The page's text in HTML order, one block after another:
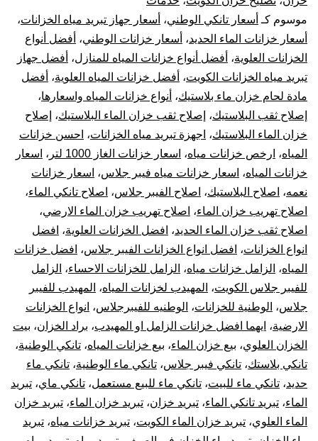
موسوم كـ أسعار تانكي الوطني، أسعار جهاز تبريد مياه الخزانات،
أسعار خزانات الماء الحديد، أسعار خزانات الوطني، أفضل أنواع
الخزانات العلوية، أفضل أنواع خزانات المياه للمنازل، أفضل جهاز
تبريد مياه الخزانات الكويت، أفضل خزانات المياه العلوية، أفضل
مادة لحام خزان ماء بلاستيك، أنواع خزانات المياه واسعارها،
إصلاح ثقب البلاستيك، إصلاح ثقب خزان الماء البلاستيك، إصلاح
خزان الماء البلاستيك، اجهزة تبريد مياه الخزانات، احسن خزانات
المياه، ارخص خزانات مياه، اسعار خزانات الغاز 1000 لتر ، اسعار
خزانات المياه، اسعار خزانات مياه فيبر جلاس، اسعار خزانات
نعمه، اصلاح البلاستيك، اصلاح الفيبر جلاس، اصلاح تانكي الماء،
اصلاح تهريب خزان الماء، اصلاح تهريب خزان الماء الارضي،
اصلاح ثقب خزان الماء الحديد، افضل الخزانات العلوية، افضل
انواع الخزانات، افضل انواع الخزانات الفيبر جلاس، افضل خزانات
المياه، الزامل خزانات مياه، الزامل للخزانات الاحساء، الزامل
للفيبر جلاس الكويت، المهيدب لخزانات المياه، المهيدب للفيبر
جلاس، الوطنية للخزانات، الوطنيه للفيبرجلاس، انواع الخزانات
الارضية، ايهما افضل خزانات الزامل او المهيدب، براد الخزان، بيت
الخزان العلوي، بيع خزان الماء، بيع خزانات المياه، تانكي الوطنية،
تانكي بلاستك، تانكي فيبر جلاس، تانكي ماء الوطنية، تانكي ماء
حديد، تانكي ماء للبيت، تانكي ماء للبيع مستعمل، تانكي ماي، تبريد
الماء، تبريد تانكي الماء، تبريد خزان، تبريد خزان الماء، تبريد خزان
الماء العلوي، تبريد خزان الماء الكويت، تبريد خزانات مياه، تبريد